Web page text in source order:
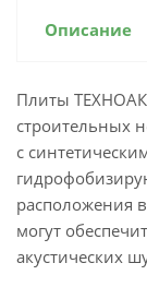
Описание
Плиты
строительных
с
расположения
могут
акустических